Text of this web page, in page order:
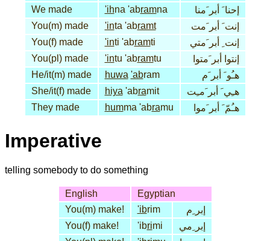
We made
'ihna 'abramna
إحنا َ أبر َمنا
You(m) made
'inta 'abramt
إنت َ أبر َمت
You(f) made
'inti 'abramti
إنت ِ أبر َمتي
You(pl) made
'intu 'abramtu
إنتوا أبر َمتوا
He/it(m) made
huwa 'abram
هـُو َ أبر َم
She/it(f) made
hiya 'abramit
هـِي َ أبر َمـِت
They made
humma 'abramu هـُمّ َ أبر َموا
Imperative
telling somebody to do something
English
Egyptian
You(m) make!
'ibrim
إبر ِم
You(f) make!
'ibrimi
إبر ِمي